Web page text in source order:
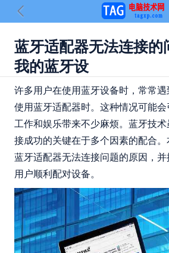
蓝牙适配器无法连接的
我的蓝牙设
许多用户在使用蓝牙设备时，常常
使用蓝牙适配器时。这种情况可能
工作和娱乐带来不少麻烦。蓝牙技
接成功的关键在于多个因素的配合
蓝牙适配器无法连接问题的原因，
用户顺利配对设备。